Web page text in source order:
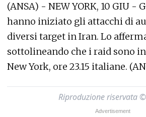
(ANSA) - NEW YORK, 10 GIU -
hanno iniziato gli attacchi di
diversi target in Iran. Lo
sottolineando che i raid sono
New York, ore 23.15 italiane.
Riproduzione riservata